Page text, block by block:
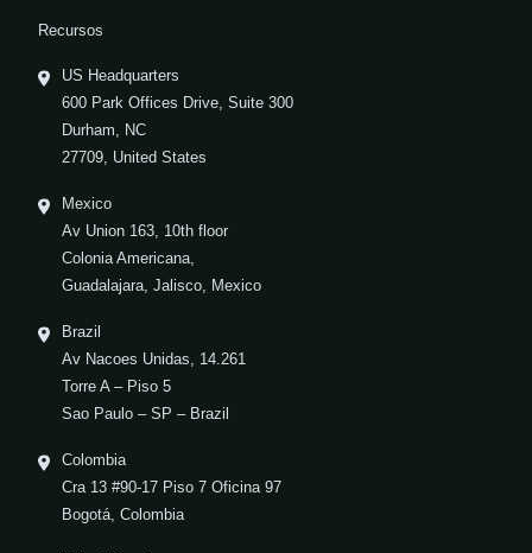
Recursos
US Headquarters
600 Park Offices Drive, Suite 300
Durham, NC
27709, United States
Mexico
Av Union 163, 10th floor
Colonia Americana,
Guadalajara, Jalisco, Mexico
Brazil
Av Nacoes Unidas, 14.261
Torre A – Piso 5
Sao Paulo – SP – Brazil
Colombia
Cra 13 #90-17 Piso 7 Oficina 97
Bogotá, Colombia